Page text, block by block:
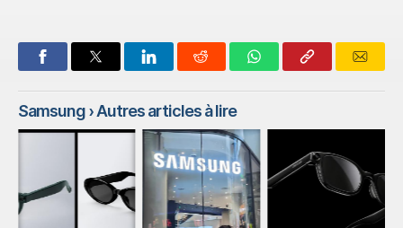
Samsung› Autres articles à lire